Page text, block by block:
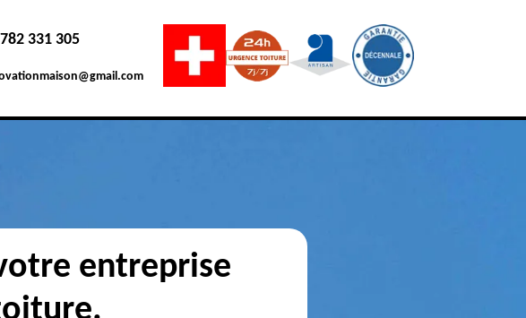
331 305
entreprise